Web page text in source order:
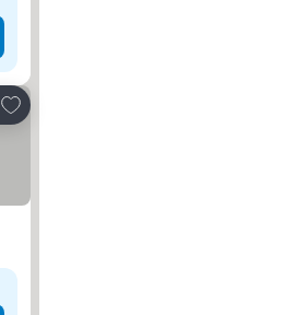
Přidat na seznam oblíbených hotelů